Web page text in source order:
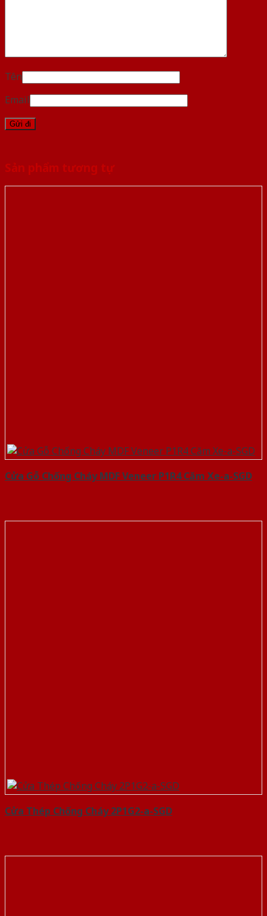
Tên
Email
Sản phẩm tương tự
Cửa Gỗ Chống Cháy MDF Veneer P1R4 Căm Xe-a-SGD
Cửa Thép Chống Cháy 2P1G2-a-SGD